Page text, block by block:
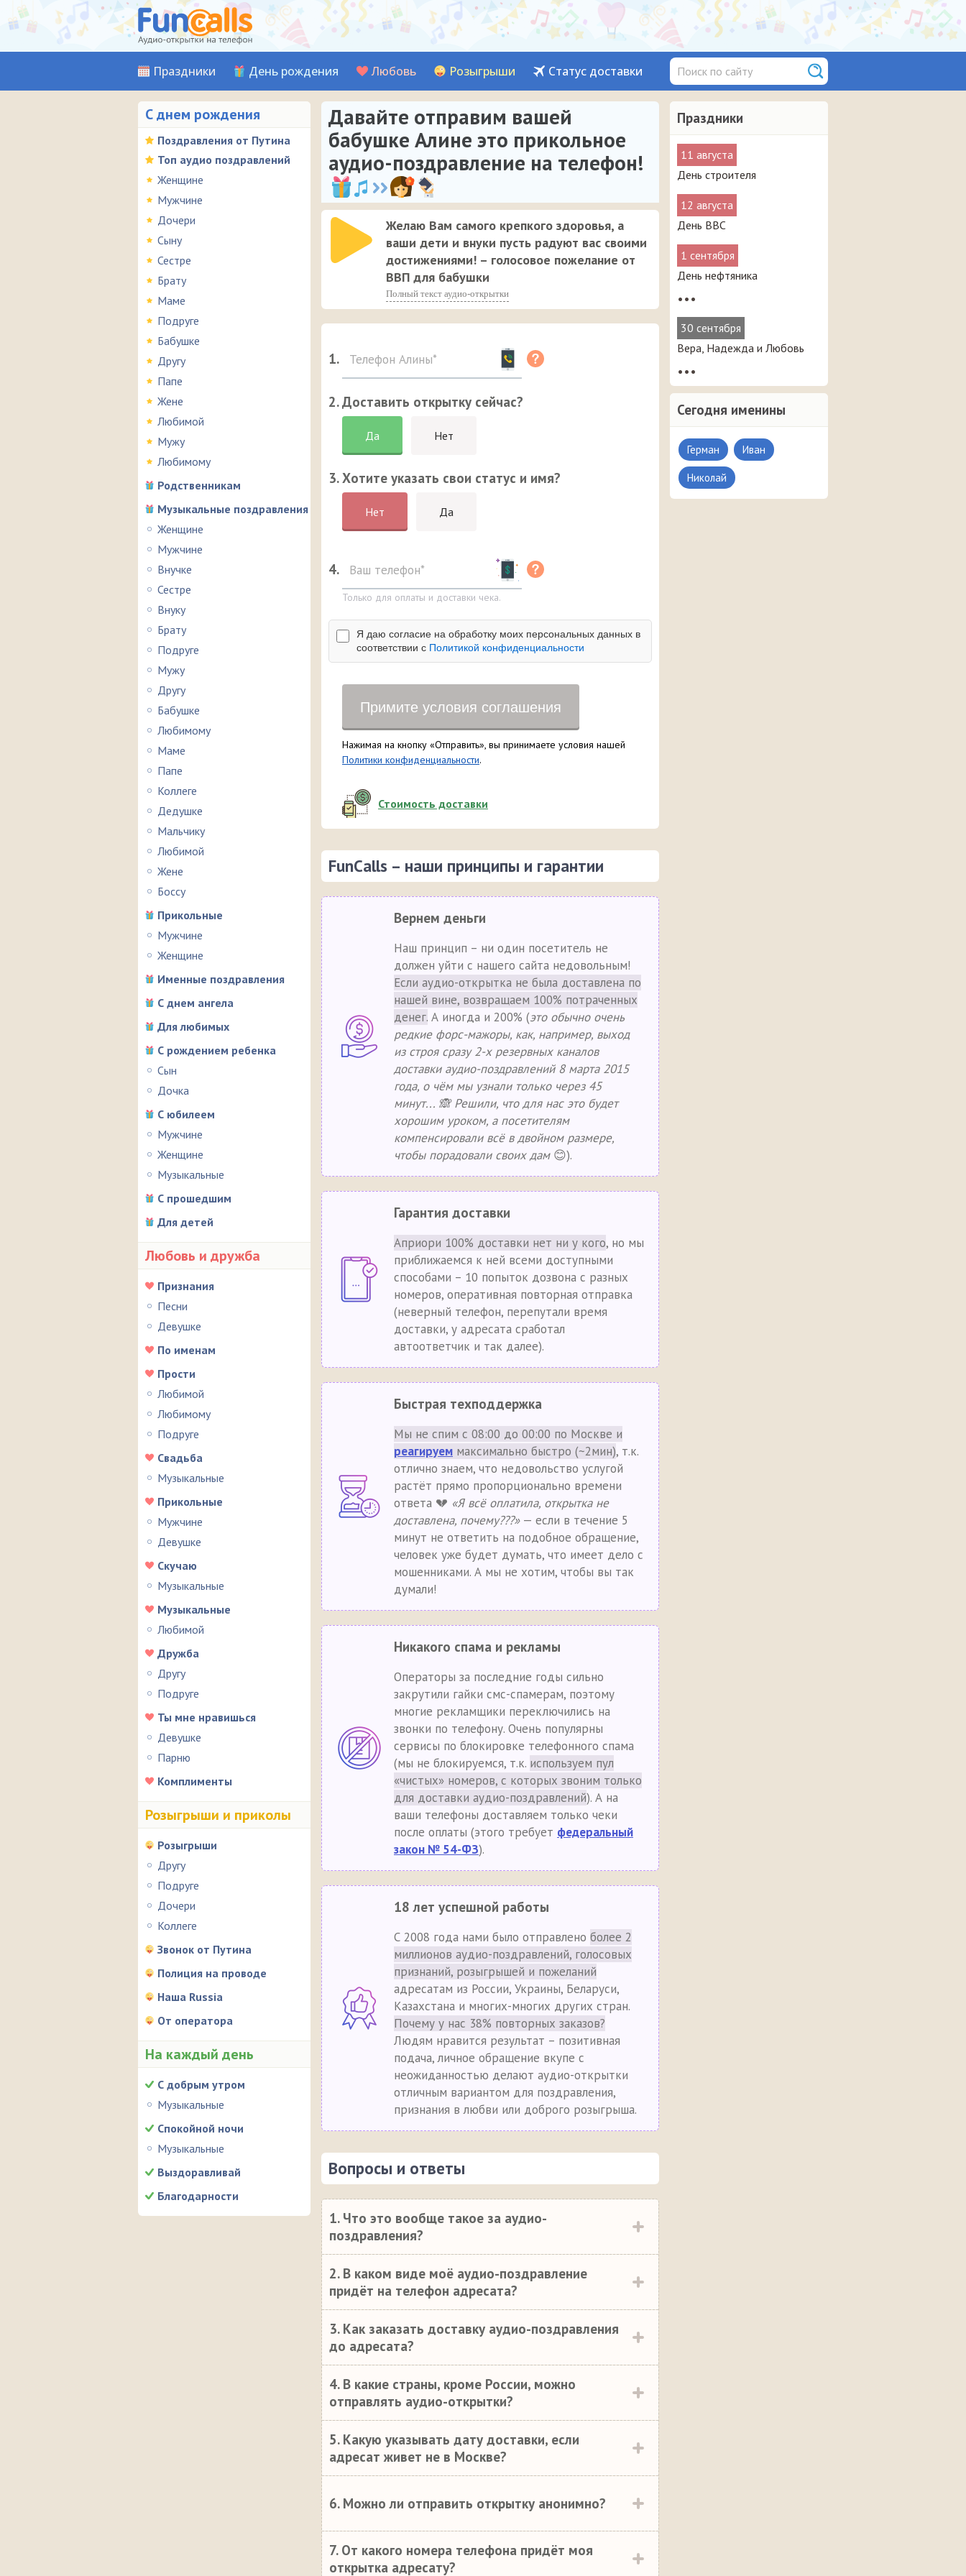
Праздники День рождения Любовь Розыгрыши Статус доставки
С днем рождения
Поздравления от Путина
Топ аудио поздравлений
Женщине
Мужчине
Дочери
Сыну
Сестре
Брату
Маме
Подруге
Бабушке
Другу
Папе
Жене
Любимой
Мужу
Любимому
Родственникам
Музыкальные поздравления
Женщине
Мужчине
Внучке
Сестре
Внуку
Брату
Подруге
Мужу
Другу
Бабушке
Любимому
Маме
Папе
Коллеге
Дедушке
Мальчику
Любимой
Жене
Боссу
Прикольные
Мужчине
Женщине
Именные поздравления
С днем ангела
Для любимых
С рождением ребенка
Сын
Дочка
С юбилеем
Мужчине
Женщине
Музыкальные
С прошедшим
Для детей
Любовь и дружба
Признания
Песни
Девушке
По именам
Прости
Любимой
Любимому
Подруге
Свадьба
Музыкальные
Прикольные
Мужчине
Девушке
Скучаю
Музыкальные
Музыкальные
Любимой
Дружба
Другу
Подруге
Ты мне нравишься
Девушке
Парню
Комплименты
Розыгрыши и приколы
Розыгрыши
Другу
Подруге
Дочери
Коллеге
Звонок от Путина
Полиция на проводе
Наша Russia
От оператора
На каждый день
С добрым утром
Музыкальные
Спокойной ночи
Музыкальные
Выздоравливай
Благодарности
Праздники
11 августа
День строителя
12 августа
День ВВС
1 сентября
День нефтяника
•••
30 сентября
Вера, Надежда и Любовь
•••
Сегодня именины
Герман Иван
Николай
Давайте отправим вашей
бабушке Алине это прикольное
аудио-поздравление на телефон!
Желаю Вам самого крепкого здоровья, а
ваши дети и внуки пусть радуют вас своими
достижениями! – голосовое пожелание от
ВВП для бабушки
Полный текст аудио-открытки
1.
2. Доставить открытку сейчас?
Да Нет
3. Хотите указать свои статус и имя?
Нет Да
4.
Только для оплаты и доставки чека.
Я даю согласие на обработку моих персональных данных в
соответствии с Политикой конфиденциальности
Примите условия соглашения
Нажимая на кнопку «Отправить», вы принимаете условия нашей
Политики конфиденциальности.
Стоимость доставки
FunCalls – наши принципы и гарантии
Вернем деньги
Наш принцип – ни один посетитель не
должен уйти с нашего сайта недовольным!
Если аудио-открытка не была доставлена по
нашей вине, возвращаем 100% потраченных
денег. А иногда и 200% (это обычно очень
редкие форс-мажоры, как, например, выход
из строя сразу 2-х резервных каналов
доставки аудио-поздравлений 8 марта 2015
года, о чём мы узнали только через 45
минут... 🙈 Решили, что для нас это будет
хорошим уроком, а посетителям
компенсировали всё в двойном размере,
чтобы порадовали своих дам😊).
Гарантия доставки
Априори 100% доставки нет ни у кого, но мы
приближаемся к ней всеми доступными
способами – 10 попыток дозвона с разных
номеров, оперативная повторная отправка
(неверный телефон, перепутали время
доставки, у адресата сработал
автоответчик и так далее).
Быстрая техподдержка
Мы не спим с 08:00 до 00:00 по Москве и
реагируем максимально быстро (~2мин), т.к.
отлично знаем, что недовольство услугой
растёт прямо пропорционально времени
ответа 💔 «Я всё оплатила, открытка не
доставлена, почему???»— если в течение 5
минут не ответить на подобное обращение,
человек уже будет думать, что имеет дело с
мошенниками. А мы не хотим, чтобы вы так
думали!
Никакого спама и рекламы
Операторы за последние годы сильно
закрутили гайки смс-спамерам, поэтому
многие рекламщики переключились на
звонки по телефону. Очень популярны
сервисы по блокировке телефонного спама
(мы не блокируемся, т.к. используем пул
«чистых» номеров, с которых звоним только
для доставки аудио-поздравлений). А на
ваши телефоны доставляем только чеки
после оплаты (этого требует федеральный
закон № 54-ФЗ).
18 лет успешной работы
С 2008 года нами было отправлено более 2
миллионов аудио-поздравлений, голосовых
признаний, розыгрышей и пожеланий
адресатам из России, Украины, Беларуси,
Казахстана и многих-многих других стран.
Почему у нас 38% повторных заказов?
Людям нравится результат – позитивная
подача, личное обращение вкупе с
неожиданностью делают аудио-открытки
отличным вариантом для поздравления,
признания в любви или доброго розыгрыша.
Вопросы и ответы
1. Что это вообще такое за аудио-
поздравления?
2. В каком виде моё аудио-поздравление
придёт на телефон адресата?
3. Как заказать доставку аудио-поздравления
до адресата?
4. В какие страны, кроме России, можно
отправлять аудио-открытки?
5. Какую указывать дату доставки, если
адресат живет не в Москве?
6. Можно ли отправить открытку анонимно?
7. От какого номера телефона придёт моя
открытка адресату?